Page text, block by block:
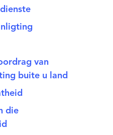
van
buite u land
die